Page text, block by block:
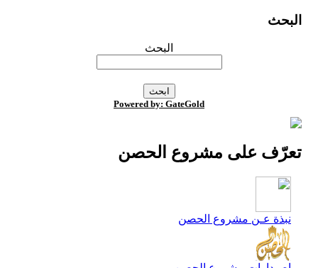
البحث
البحث
Powered by: GateGold
تعرّف على مشروع الحصن
نبذة عـن مشروع الحصن